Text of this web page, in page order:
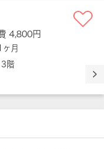
4,800円
1ヶ月
階